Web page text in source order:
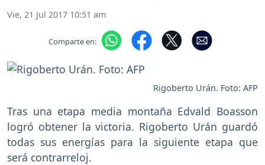
Vie, 21 Jul 2017 10:51 am
Comparte en:
Rigoberto Urán. Foto: AFP
Tras una etapa media montaña Edvald Boasson
logró obtener la victoria. Rigoberto Urán guardó
todas sus energías para la siguiente etapa que
será contrarreloj.